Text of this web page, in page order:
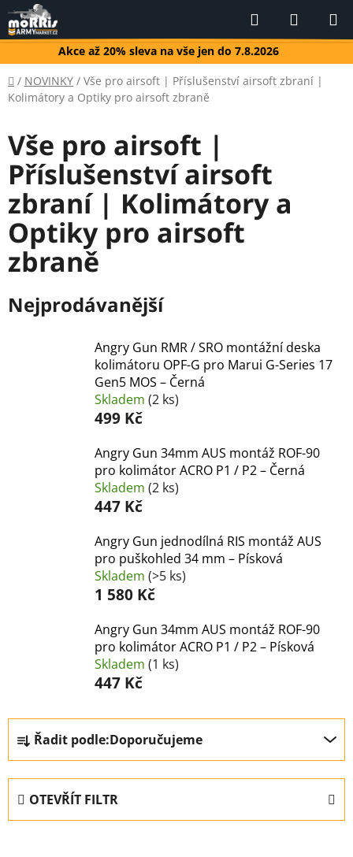
Přejít
na
obsah
Akce až 20% sleva na vše jen do 7.8.2026
Hledat
KOŠÍK
Domů
/ NOVINKY / Vše pro airsoft | Příslušenství airsoft zbraní |
Kolimátory a Optiky pro airsoft zbraně
Vše pro airsoft |
Příslušenství airsoft
zbraní | Kolimátory a
Optiky pro airsoft
zbraně
Nejprodávanější
Angry Gun RMR / SRO montážní deska
kolimátoru OPF-G pro Marui G-Series 17
Gen5 MOS – Černá
Skladem (2 ks)
499 Kč
Angry Gun 34mm AUS montáž ROF-90
pro kolimátor ACRO P1 / P2 – Černá
Skladem (2 ks)
447 Kč
Angry Gun jednodílná RIS montáž AUS
pro puškohled 34 mm – Písková
Skladem (>5 ks)
1 580 Kč
Angry Gun 34mm AUS montáž ROF-90
pro kolimátor ACRO P1 / P2 – Písková
Skladem (1 ks)
447 Kč
Ř
a
z
n
í
Řadit podle:Doporučujeme
OTEVŘÍT FILTR